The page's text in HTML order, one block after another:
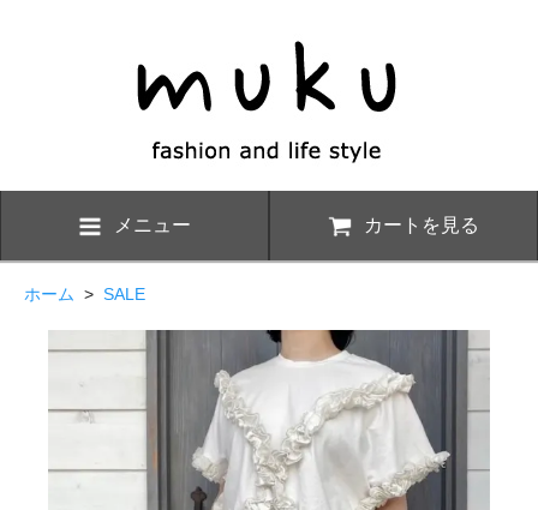
メニュー カートを見る
ホーム > SALE